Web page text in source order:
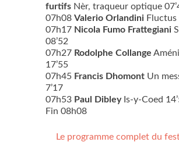
furtifs Nèr, traqueur optique
07h08 Valerio Orlandini Fluctus
07h17 Nicola Fumo Frattegiani
08’52
07h27 Rodolphe Collange
17’55
07h45 Francis Dhomont Un
7’17
07h53 Paul DibleyIs-y-Coed
Fin 08h08
Le programme complet du